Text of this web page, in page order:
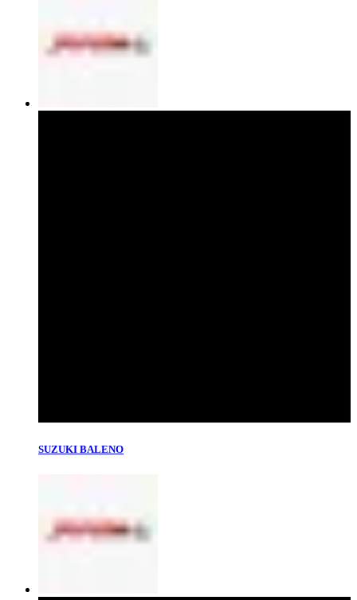
SUZUKI BALENO